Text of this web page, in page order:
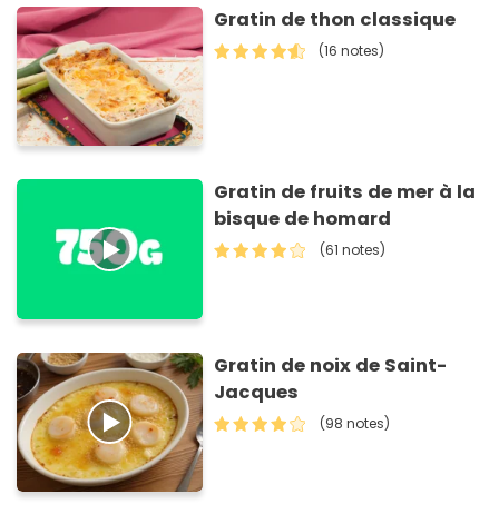
Gratin de thon classique
(16 notes)
Gratin de fruits de mer à la
bisque de homard
(61 notes)
Gratin de noix de Saint-
Jacques
(98 notes)